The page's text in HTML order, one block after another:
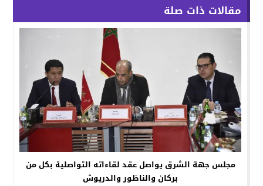
مقالات ذات صلة
مجلس جهة الشرق يواصل عقد لقاءاته التواصلية بكل من
بركان والناظور والدريوش